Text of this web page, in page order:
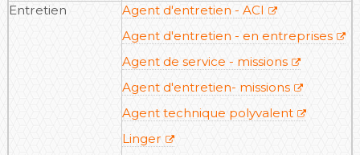
Entretien
Agent d'entretien - ACI
Agent d'entretien - en entreprises
Agent de service - missions
Agent d'entretien- missions
Agent technique polyvalent
Linger